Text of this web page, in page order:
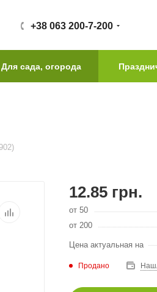
+38 063 200-7-200
Для сада, огорода
12.85 грн.
от 50
от 200
Цена актуальная на
Продано